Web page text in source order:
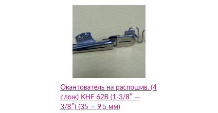
Окантователь на распошив. (4
слож) KHF 62B (1-3/8″ —
3/8″) (35 — 9,5 мм)